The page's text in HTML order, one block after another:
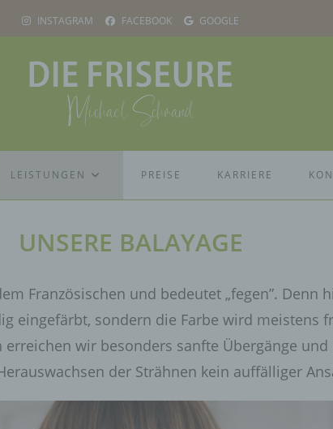
INSTAGRAM FACEBOOK GOOGLE
LEISTUNGEN PREISE KARRIERE
UNSERE BALAYAGE
Französischen und bedeutet „fegen”. Denn
eingefärbt, sondern die Farbe wird meistens
wir besonders sanfte Übergänge
der Strähnen kein auffälliger